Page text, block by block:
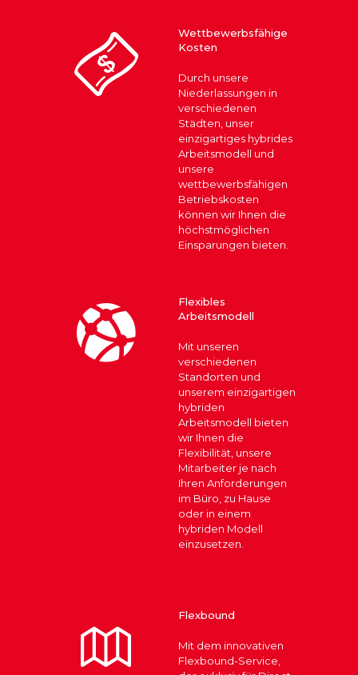
Wettbewerbsfähige
Kosten
Durch unsere
Niederlassungen in
verschiedenen
Städten, unser
einzigartiges hybrides
Arbeitsmodell und
unsere
wettbewerbsfähigen
Betriebskosten
können wir Ihnen die
höchstmöglichen
Einsparungen bieten.
Flexibles
Arbeitsmodell
Mit unseren
verschiedenen
Standorten und
unserem einzigartigen
hybriden
Arbeitsmodell bieten
wir Ihnen die
Flexibilität, unsere
Mitarbeiter je nach
Ihren Anforderungen
im Büro, zu Hause
oder in einem
hybriden Modell
einzusetzen.
Flexbound
Mit dem innovativen
Flexbound-Service,